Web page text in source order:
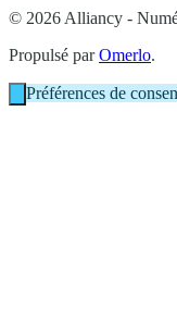
© 2026 Alliancy -
Propulsé parOmerlo.
Préférences de